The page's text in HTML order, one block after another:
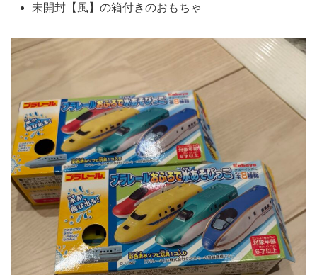
未開封【風】の箱付きのおもちゃ